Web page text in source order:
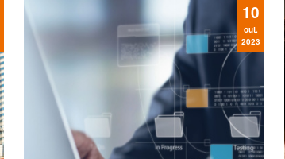
10
out.
2023